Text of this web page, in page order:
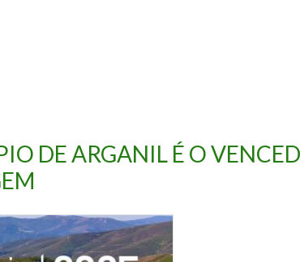
DE ARGANIL É O